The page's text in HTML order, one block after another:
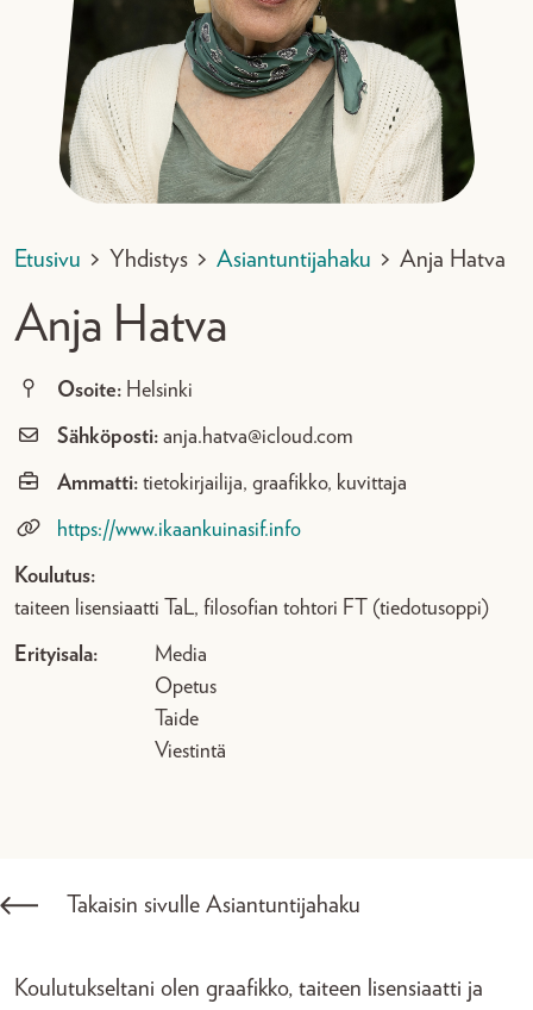
Etusivu > Yhdistys > Asiantuntijahaku > Anja Hatva
Anja Hatva
Osoite: Helsinki
Sähköposti: anja.hatva@icloud.com
Ammatti: tietokirjailija, graafikko, kuvittaja
https://www.ikaankuinasif.info
Koulutus:
taiteen lisensiaatti TaL, filosofian tohtori FT (tiedotusoppi)
Erityisala:
Media
Opetus
Taide
Viestintä
Takaisin sivulle Asiantuntijahaku
Koulutukseltani olen graafikko, taiteen lisensiaatti ja